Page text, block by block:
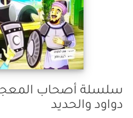
سلسلة أصحاب
دواود والحديد